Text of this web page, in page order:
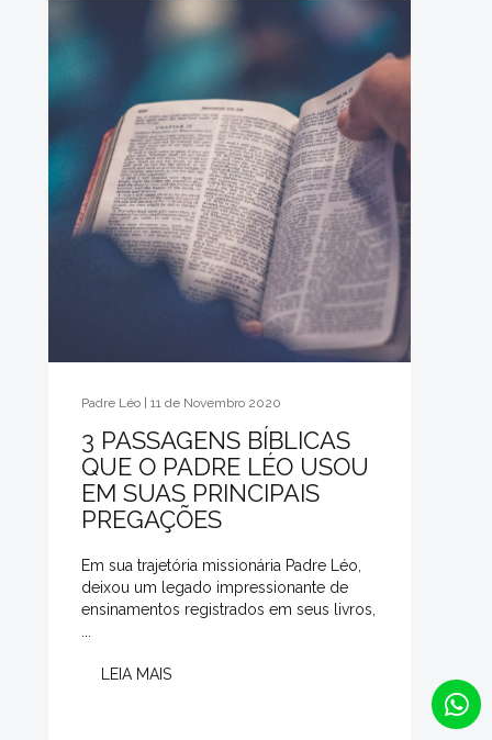
Padre Léo | 11 de Novembro 2020
3 PASSAGENS BÍBLICAS
QUE O PADRE LÉO USOU
EM SUAS PRINCIPAIS
PREGAÇÕES
Em sua trajetória missionária Padre Léo,
deixou um legado impressionante de
ensinamentos registrados em seus livros,
LEIA MAIS